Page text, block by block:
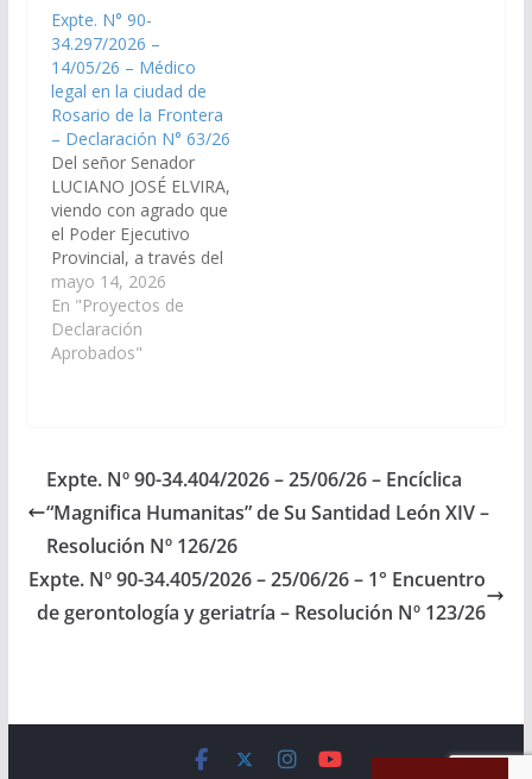
Marcha Patriótica
Permanente Gral.
Martin Miguel de
Güemes – Salta de Pie,
a llevarse a…
Expte. N° 90-
34.297/2026 –
14/05/26 – Médico
legal en la ciudad de
Rosario de la Frontera
– Declaración N° 63/26
Del señor Senador
LUCIANO JOSÉ ELVIRA,
viendo con agrado que
el Poder Ejecutivo
Provincial, a través del
organismo
competente, arbitre la
partida presupuestaria
necesaria a fin de
dependiente del Poder
Judicial para el Distrito
Judicial Sur, con
asiento en la ciudad…
mayo 14, 2026
En "Proyectos de
Declaración
Aprobados"
Expte. Nº 90-34.404/2026 – 25/06/26 – Encíclica
“Magnifica Humanitas” de Su Santidad León XIV –
Resolución Nº 126/26
Expte. Nº 90-34.405/2026 – 25/06/26 – 1° Encuentro
de gerontología y geriatría – Resolución Nº 123/26